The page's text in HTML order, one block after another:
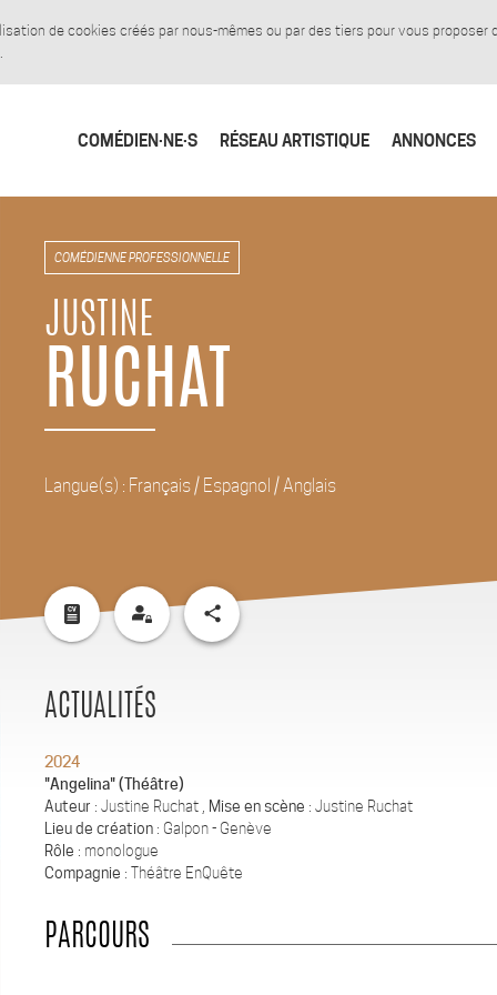
de cookies créés par nous-mêmes ou par des tiers pour vous proposer
.
COMÉDIEN·NE·S RÉSEAU ARTISTIQUE ANNONCES
COMÉDIENNE PROFESSIONNELLE
JUSTINE
RUCHAT
Langue(s) : Français / Espagnol / Anglais
share
ACTUALITÉS
2024
"Angelina" (Théâtre)
Auteur : Justine Ruchat , Mise en scène : Justine Ruchat
Lieu de création : Galpon - Genève
Rôle : monologue
Compagnie : Théâtre EnQuête
PARCOURS